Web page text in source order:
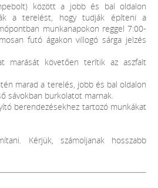
között a jobb és bal oldalon
a terelést, hogy tudják építeni a
munkanapokon reggel 7:00-
futó ágakon villogó sárga jelzés
marását követően terítik az aszfalt
marad a terelés, jobb és bal oldalon
sávokban burkolatot marnak.
berendezésekhez tartozó munkákat
Kérjük, számoljanak hosszabb